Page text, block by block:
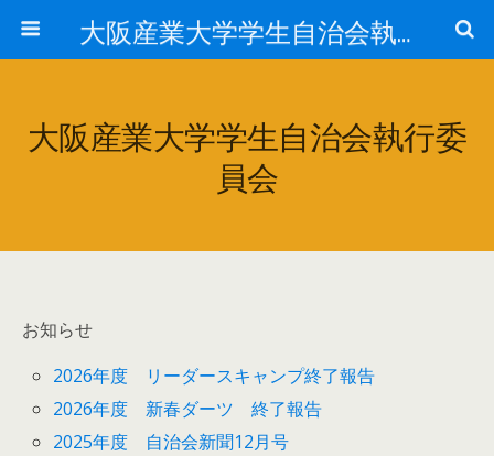
大阪産業大学学生自治会執行委員会
大阪産業大学学生自治会執行委
員会
お知らせ
2026年度 リーダースキャンプ終了報告
2026年度 新春ダーツ 終了報告
2025年度 自治会新聞12月号